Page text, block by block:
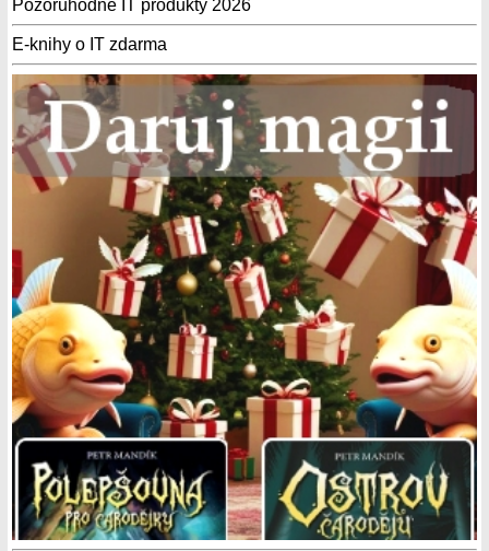
Pozoruhodné IT produkty 2026
E-knihy o IT zdarma